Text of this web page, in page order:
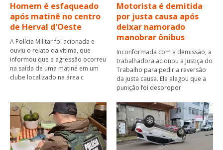
Homem é esfaqueado
após matinê no centro
de Herval d'Oeste
A Polícia Militar foi acionada e
ouviu o relato da vítima, que
informou que a agressão ocorreu
na saída de uma matiné em um
clube localizado na área c
Motorista é demitida
por justa causa após
deixar namorado
manobrar ônibus
Inconformada com a demissão, a
trabalhadora acionou a Justiça do
Trabalho para pedir a reversão
da justa causa. Ela alegou que a
punição foi despropor